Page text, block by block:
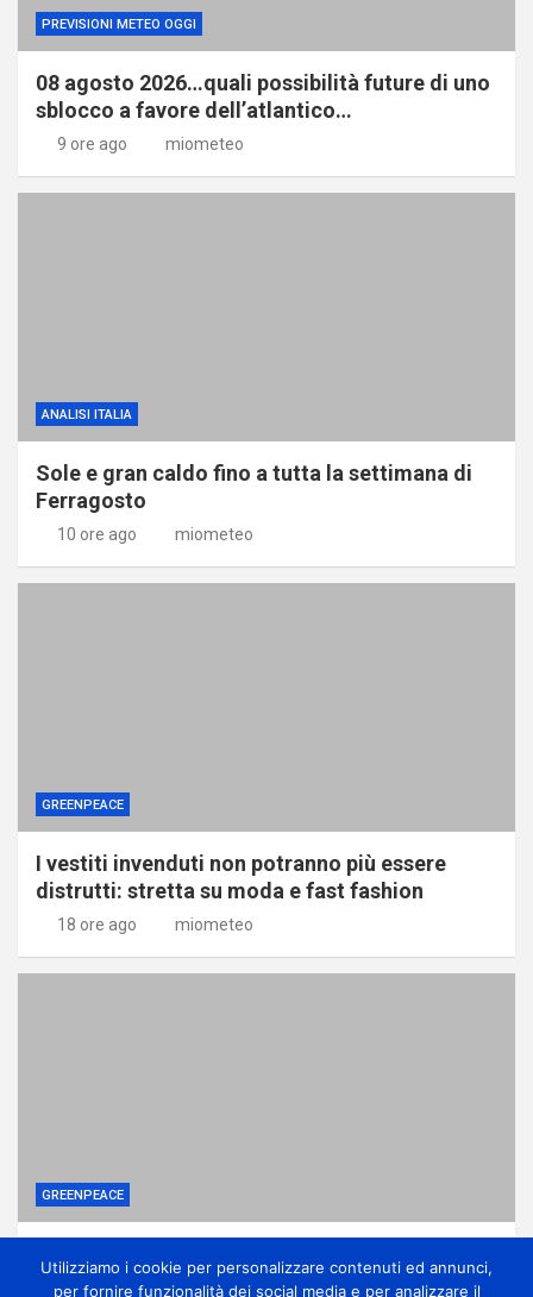
PREVISIONI METEO OGGI
08 agosto 2026…quali possibilità future di uno
sblocco a favore dell’atlantico…
9 ore ago miometeo
ANALISI ITALIA
Sole e gran caldo fino a tutta la settimana di
Ferragosto
10 ore ago miometeo
GREENPEACE
I vestiti invenduti non potranno più essere
distrutti: stretta su moda e fast fashion
18 ore ago miometeo
GREENPEACE
all’ennesima accelerazione senza dati certi
Utilizziamo i cookie per personalizzare contenuti ed annunci,
per fornire funzionalità dei social media e per analizzare il